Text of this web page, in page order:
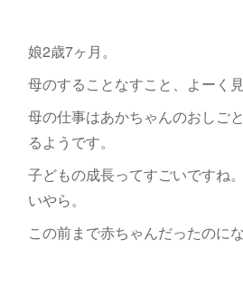
娘2歳7ヶ月。
母のすることなすこと、よーく見
母の仕事はあかちゃんのおしご
るようです。
子どもの成長ってすごいですね
いやら。
この前まで赤ちゃんだったのにな